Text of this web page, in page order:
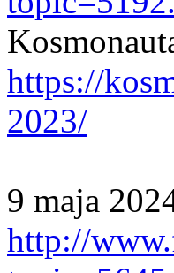
https://
2023/
9 maja
http://